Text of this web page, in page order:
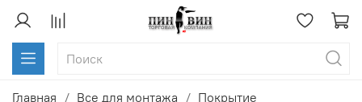
Главная Все для монтажа Покрытие